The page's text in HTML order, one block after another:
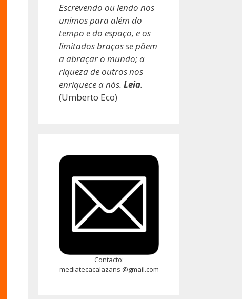
Escrevendo ou lendo nos
unimos para além do
tempo e do espaço, e os
limitados braços se põem
a abraçar o mundo; a
riqueza de outros nos
enriquece a nós. Leia.
(Umberto Eco)
Contacto:
mediatecacalazans @gmail.com